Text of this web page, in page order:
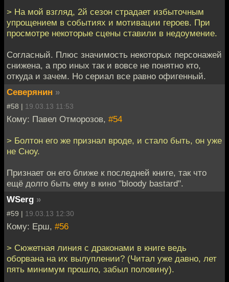
> На мой взгляд, 2й сезон страдает избыточным
упрощением в событиях и мотивации героев. При
просмотре некоторые сцены ставили в недоумение.
Согласный. Плюс значимость некоторых персонажей
снижена, а про иных так и вовсе не понятно кто,
откуда и зачем. Но сериал все равно офигенный.
Северянин »
#58 | 19.03.13 11:53
Кому: Павел Отморозов, #54
> Болтон его же признал вроде, и стало быть, он уже
не Сноу.
Признает он его ближе к последней книге, так что
ещё долго быть ему в кино "bloody bastard".
WSerg »
#59 | 19.03.13 12:30
Кому: Ерш, #56
> Сюжетная линия с драконами в книге ведь
оборвана на их вылуплении? (Читал уже давно, лет
пять минимум прошло, забыл половину).